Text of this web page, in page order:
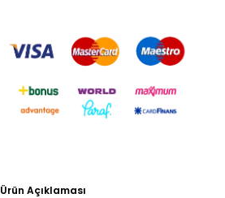
Ürün Açıklaması